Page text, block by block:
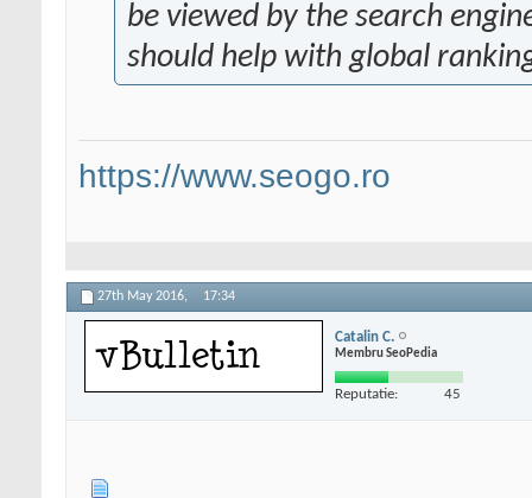
be viewed by the search
should help with global
https://www.seogo.ro
27th May 2016, 17:34
Catalin C.
Membru SeoPedia
Reputatie: 45